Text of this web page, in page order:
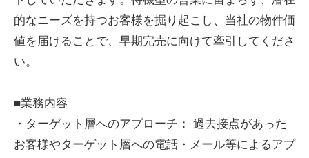
的なニーズを持つお客様を掘り起こし、当社の物件価
値を届けることで、早期完売に向けて牽引してくださ
い。
■業務内容
・ターゲット層へのアプローチ： 過去接点があった
お客様やターゲット層への電話・メール等によるアプ